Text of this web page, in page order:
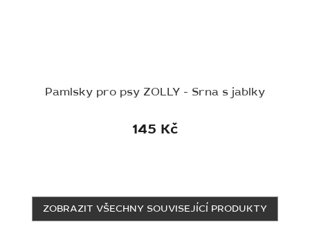
Pamlsky pro psy ZOLLY - Srna s jablky
145 Kč
ZOBRAZIT VŠECHNY SOUVISEJÍCÍ PRODUKTY